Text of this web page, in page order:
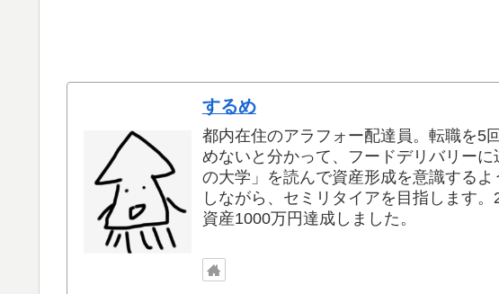
するめ
都内在住のアラフォー配達員。転職を5
めないと分かって、フードデリバリー
の大学」を読んで資産形成を意識する
しながら、セミリタイアを目指します
資産1000万円達成しました。